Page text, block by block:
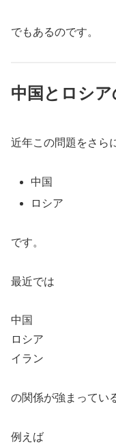
でもあるのです。
中国とロシア
近年この問題をさら
中国
ロシア
です。
最近では
中国
ロシア
イラン
の関係が強まってい
例えば